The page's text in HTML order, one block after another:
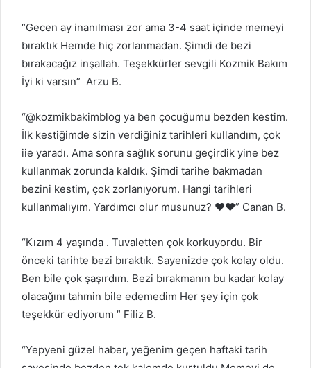
“Gecen ay inanılması zor ama 3-4 saat içinde memeyi
bıraktık Hemde hiç zorlanmadan. Şimdi de bezi
bırakacağız inşallah. Teşekkürler sevgili Kozmik Bakım
İyi ki varsın” Arzu B.
“@kozmikbakimblog ya ben çocuğumu bezden kestim.
İlk kestiğimde sizin verdiğiniz tarihleri kullandım, çok
iie yaradı. Ama sonra sağlık sorunu geçirdik yine bez
kullanmak zorunda kaldık. Şimdi tarihe bakmadan
bezini kestim, çok zorlanıyorum. Hangi tarihleri
kullanmalıyım. Yardımcı olur musunuz? ❤️❤️” Canan B.
“Kızım 4 yaşında . Tuvaletten çok korkuyordu. Bir
önceki tarihte bezi bıraktık. Sayenizde çok kolay oldu.
Ben bile çok şaşırdım. Bezi bırakmanın bu kadar kolay
olacağını tahmin bile edemedim Her şey için çok
teşekkür ediyorum ” Filiz B.
“Yepyeni güzel haber, yeğenim geçen haftaki tarih